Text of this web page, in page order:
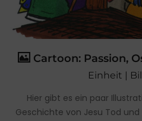
Cartoon: Passion,
Einheit |
Hier gibt es ein paar
Geschichte von Jesu Tod